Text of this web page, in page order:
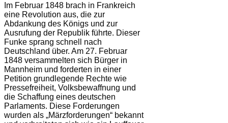
Im Februar 1848 brach in Frankreich
eine Revolution aus, die zur
Abdankung des Königs und zur
Ausrufung der Republik führte. Dieser
Funke sprang schnell nach
Deutschland über. Am 27. Februar
1848 versammelten sich Bürger in
Mannheim und forderten in einer
Petition grundlegende Rechte wie
Pressefreiheit, Volksbewaffnung und
die Schaffung eines deutschen
Parlaments. Diese Forderungen
wurden als „Märzforderungen“ bekannt